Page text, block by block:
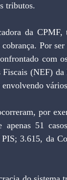
tributos.
Por
com
(NEF)
envolvendo
51
3.615, da